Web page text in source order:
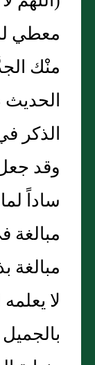
معطي
منْك
الذكر
وقد
ساداً
مبالغة
مبالغة
لا